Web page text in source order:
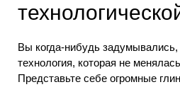
Вы когда-нибудь задумывались,
технология, которая не
Представьте себе огромные